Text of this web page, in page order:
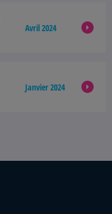
Avril 2024
Janvier 2024